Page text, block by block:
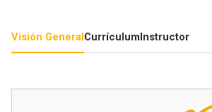
Visión GeneralCurrículumInstructor